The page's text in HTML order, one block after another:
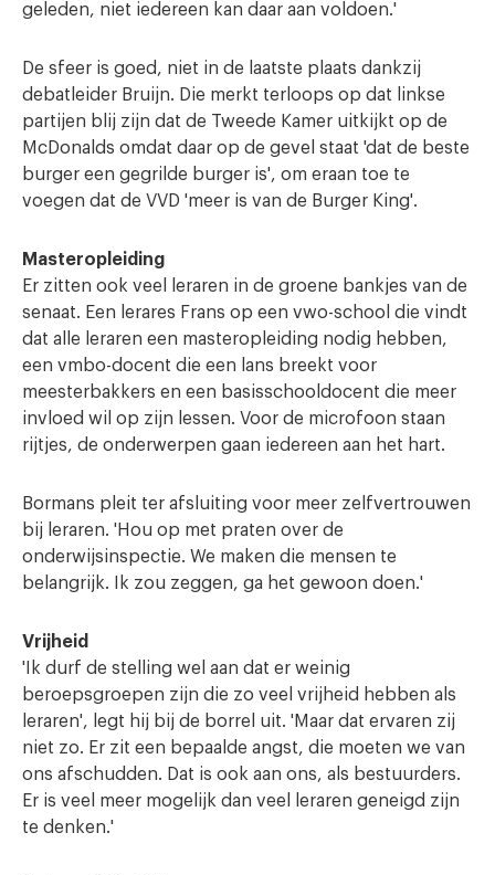
geleden, niet iedereen kan daar aan voldoen.'
De sfeer is goed, niet in de laatste plaats dankzij
debatleider Bruijn. Die merkt terloops op dat linkse
partijen blij zijn dat de Tweede Kamer uitkijkt op de
McDonalds omdat daar op de gevel staat 'dat de beste
burger een gegrilde burger is', om eraan toe te
voegen dat de VVD 'meer is van de Burger King'.
Masteropleiding
Er zitten ook veel leraren in de groene bankjes van de
senaat. Een lerares Frans op een vwo-school die vindt
dat alle leraren een masteropleiding nodig hebben,
een vmbo-docent die een lans breekt voor
meesterbakkers en een basisschooldocent die meer
invloed wil op zijn lessen. Voor de microfoon staan
rijtjes, de onderwerpen gaan iedereen aan het hart.
Bormans pleit ter afsluiting voor meer zelfvertrouwen
bij leraren. 'Hou op met praten over de
onderwijsinspectie. We maken die mensen te
belangrijk. Ik zou zeggen, ga het gewoon doen.'
Vrijheid
'Ik durf de stelling wel aan dat er weinig
beroepsgroepen zijn die zo veel vrijheid hebben als
leraren', legt hij bij de borrel uit. 'Maar dat ervaren zij
niet zo. Er zit een bepaalde angst, die moeten we van
ons afschudden. Dat is ook aan ons, als bestuurders.
Er is veel meer mogelijk dan veel leraren geneigd zijn
te denken.'